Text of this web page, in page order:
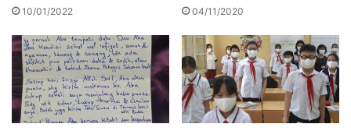
10/01/2022 04/11/2020